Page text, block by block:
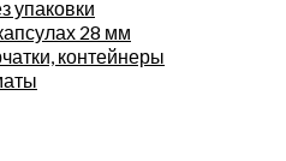
упаковки
28 мм
контейнеры